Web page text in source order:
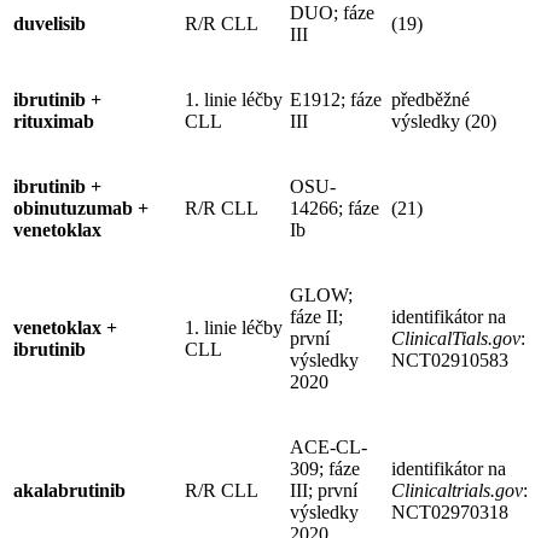
duvelisib R/R CLL
DUO; fáze
III
(19)
ibrutinib +
rituximab
1. linie léčby
CLL
E1912; fáze
III
předběžné
výsledky (20)
ibrutinib +
obinutuzumab +
venetoklax
R/R CLL
OSU-
14266; fáze
Ib
(21)
venetoklax +
ibrutinib
1. linie léčby
CLL
GLOW;
fáze II;
první
výsledky
2020
identifikátor na
ClinicalTials.gov:
NCT02910583
akalabrutinib R/R CLL
ACE-CL-
309; fáze
III; první
výsledky
2020
identifikátor na
Clinicaltrials.gov:
NCT02970318